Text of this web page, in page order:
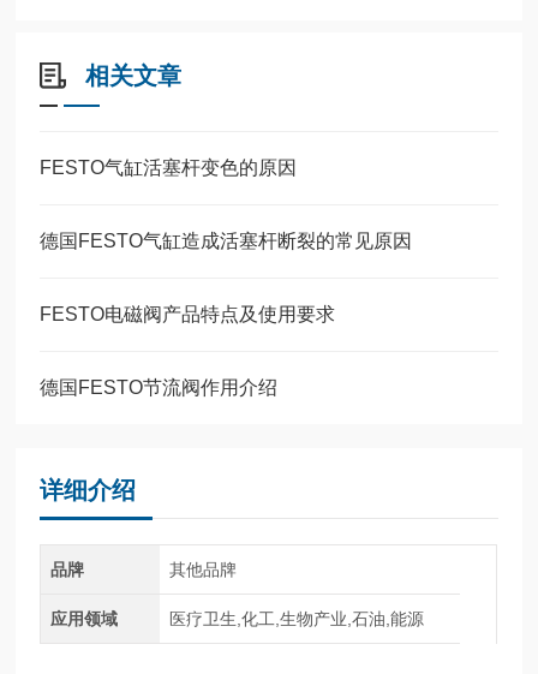
相关文章
FESTO气缸活塞杆变色的原因
德国FESTO气缸造成活塞杆断裂的常见原因
FESTO电磁阀产品特点及使用要求
德国FESTO节流阀作用介绍
详细介绍
品牌 其他品牌
应用领域 医疗卫生,化工,生物产业,石油,能源